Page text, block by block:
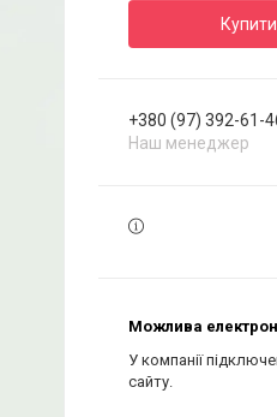
Купити
+380 (97) 392-61-
Наш менеджер
У компанії
сайту.